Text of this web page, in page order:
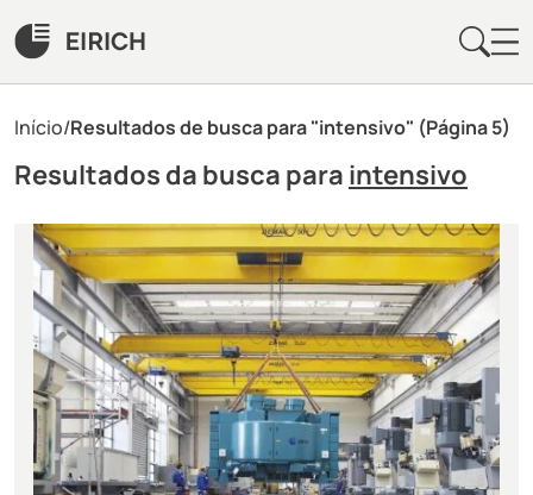
Início/Resultados de busca para "intensivo" (Página 5)
Resultados da busca para intensivo